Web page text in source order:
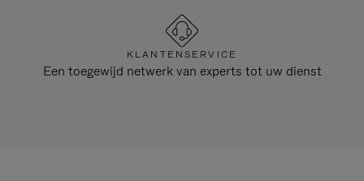
KLANTENSERVICE
Een toegewijd netwerk van experts tot uw dienst